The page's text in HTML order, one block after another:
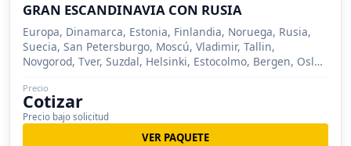
GRAN ESCANDINAVIA CON RUSIA
Europa, Dinamarca, Estonia, Finlandia, Noruega, Rusia,
Suecia, San Petersburgo, Moscú, Vladimir, Tallin,
Novgorod, Tver, Suzdal, Helsinki, Estocolmo, Bergen, Oslo,
Precio
Cotizar
Precio bajo solicitud
VER PAQUETE